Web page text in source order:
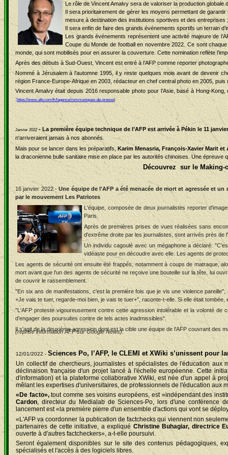
Le rôle de Vincent Amalvy sera de valoriser la production
Il sera prioritairement de gérer les moyens permettant de
mesure à destination des institutions sportives et des entreprises ;
Il sera enfin de faire des grands événements sportifs un terrain
Les grands événements représentent une activité majeure de
Coupe du Monde de football en novembre 2022. Ce sont
monde, qui sont mobilisés pour en assurer la couverture. Cette nomination reflète
Après des débuts à Sud-Ouest, Vincent est entré à l’AFP comme reporter
Nommé à Jérusalem à l’automne 1995, il y reste quelques mois avant de devenir
région France-Europe-Afrique en 2003, rédacteur en chef central photo en 2005,
Vincent Amalvy était depuis 2016 responsable photo pour l’Asie, basé à Hong-
:https://www.afp.com/fr/lagence/communiques-de-presse)
Janvier 2022 - La première équipe technique de l’AFP est arrivée à Pékin le 11
n'arriveraient jamais à nos abonnés.
Mais pour se lancer dans les préparatifs,
Karim Menasria, François-Xavier Marit
la draconienne bulle sanitaire mise en place par les autorités chinoises. Une épreuve
Découvrez sur le
16 janvier 2022 -Une équipe de l'AFP a été menacée de mort et agressée et
par le mouvement Les Patriotes
'équipe, composée de deux journalistes reporter
Paris.
Après de premières prises de vues réalisées sans
d'extrême droite par les journalistes, sont arrivés près de
Un individu cagoulé avec un mégaphone a déclaré:
vidéaste pour en découdre avec elle. Les agents de
Les agents de sécurité ont ensuite été frappés, notamment à coups de matraque,
mort avant que l'un des agents de sécurité ne reçoive une bouteille sur la tête, lui
de couvrir le rassemblement.
"En six ans de manifestations, c'est la première fois que je vis une violence
+Je vais te tuer, regarde-moi bien, je vais te tuer+", raconte-t-elle. Si elle était
"L'AFP proteste vigoureusement contre cette agression intolérable et la volonté de
d’engager des poursuites contre de tels actes inadmissibles".
Il s'agit de la deuxième agression dont est la cible une équipe de l'AFP couvrant
(reprise information AFP sur Google News).
12/01/2022 -Sciences Po, l’AFP, le CLEMI et XWiki s’unissent
Un collectif de chercheurs, journalistes et spécialistes de l'éducation aux
déclinaison française d'un projet lancé à l'échelle européenne. Cette
d'information) et la plateforme collaborative XWiki, est née d'un appel à
mêlant les expertises d'universitaires, de professionnels de l'éducation aux
«De facto»,tout comme ses voisins européens, est «indépendant des
Cardon, directeur du Medialab de Sciences-Po, lors d'une conférence
lancement est «la première pierre d'un ensemble d'actions qui vont se
«L'AFP va coordonner la publication de factchecks qui viennent non
partenaires de cette initiative, a expliquéChristine Buhagiar, directrice
ouverte à d'autres factcheckers», a-t-elle poursuivi.
Seront également disponibles sur le site des contenus pédagogiques,
spécialisés et l'accès à des logiciels libres.